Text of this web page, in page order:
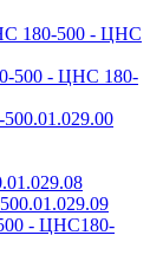
180-500 - ЦНС
500 - ЦНС 180-
- ЦНС180-